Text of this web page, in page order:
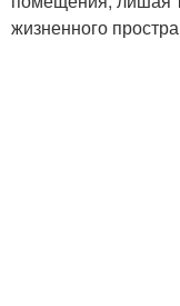
жизненного